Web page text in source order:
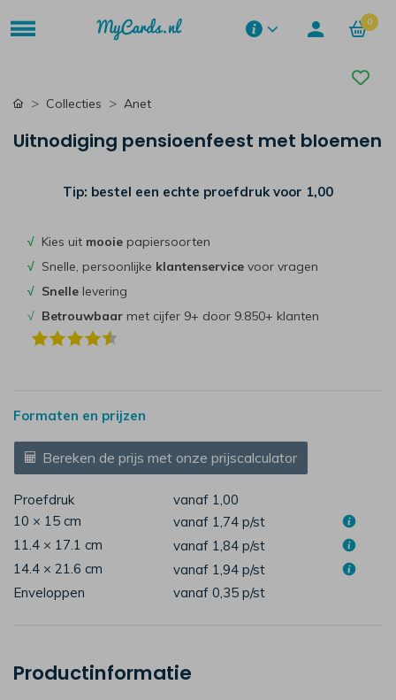
0
Collecties Anet
Uitnodiging pensioenfeest met bloemen
Tip: bestel een echte proefdruk voor 1,00
√ Kies uit mooie papiersoorten
√ Snelle, persoonlijke klantenservice voor vragen
√ Snelle levering
√ Betrouwbaar met cijfer 9+ door 9.850+ klanten
Formaten en prijzen
Bereken de prijs met onze prijscalculator
Proefdruk
vanaf 1,00
10 × 15 cm
vanaf 1,74 p/st
11.4 × 17.1 cm
vanaf 1,84 p/st
14.4 × 21.6 cm
vanaf 1,94 p/st
Enveloppen
vanaf 0,35 p/st
Productinformatie